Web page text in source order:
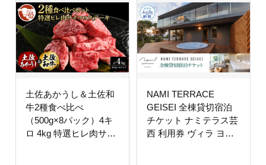
土佐あかうし＆土佐和
牛2種食べ比べ
（500g×8パック）4キ
ロ 4kg 特選ヒレ肉サイ
NAMI TERRACE
GEISEI 全棟貸切宿泊
チケット ナミテラス芸
西 利用券 ヴィラ ヨッ